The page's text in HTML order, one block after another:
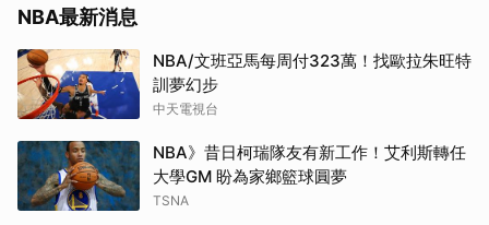
NBA最新消息
NBA/文班亞馬每周付323萬！找歐拉朱旺特
訓夢幻步
中天電視台
NBA》昔日柯瑞隊友有新工作！艾利斯轉任
大學GM 盼為家鄉籃球圓夢
TSNA